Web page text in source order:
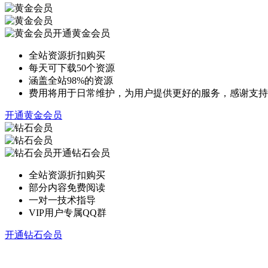
开通黄金会员
全站资源折扣购买
每天可下载50个资源
涵盖全站98%的资源
费用将用于日常维护，为用户提供更好的服务，感谢支持
开通黄金会员
开通钻石会员
全站资源折扣购买
部分内容免费阅读
一对一技术指导
VIP用户专属QQ群
开通钻石会员